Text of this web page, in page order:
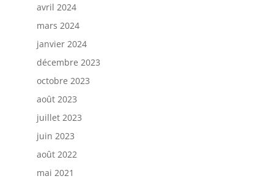
avril 2024
mars 2024
janvier 2024
décembre 2023
octobre 2023
août 2023
juillet 2023
juin 2023
août 2022
mai 2021